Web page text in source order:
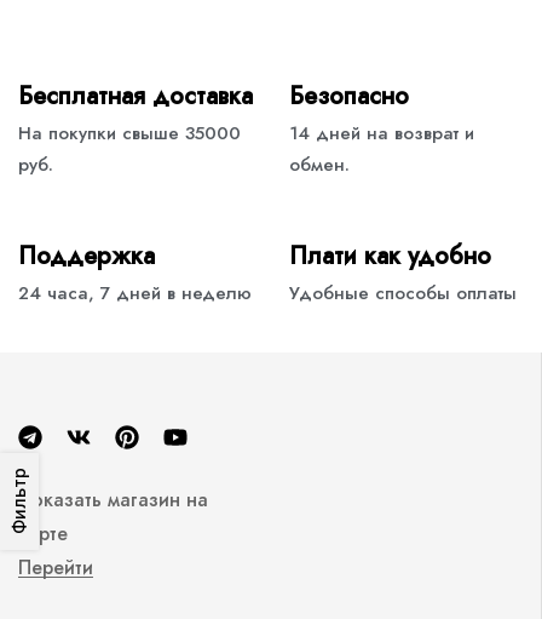
Фильтр
Бесплатная доставка
На покупки свыше 35000
руб.
Безопасно
14 дней на возврат и
обмен.
Поддержка
24 часа, 7 дней в неделю
Плати как удобно
Удобные способы оплаты
Показать магазин на
карте
Перейти